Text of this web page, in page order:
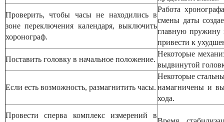
Проверить, чтобы часы не находились в
зоне переключения календаря, выключить
хоронограф.
Работа
смены даты
главную пружину
привести к
Поставить головку в начальное положение.
Некоторые
выдвинутой
Если есть возможность, размагнитить часы.
Некоторые
намагничены и
хода.
Провести сперва комплекс измерений в